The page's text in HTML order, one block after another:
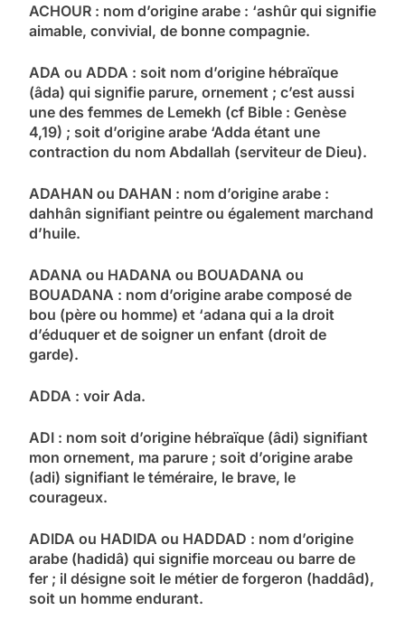
ACHOUR : nom d’origine arabe : ‘ashûr qui signifie
aimable, convivial, de bonne compagnie.
ADA ou ADDA : soit nom d’origine hébraïque
(âda) qui signifie parure, ornement ; c’est aussi
une des femmes de Lemekh (cf Bible : Genèse
4,19) ; soit d’origine arabe ‘Adda étant une
contraction du nom Abdallah (serviteur de Dieu).
ADAHAN ou DAHAN : nom d’origine arabe :
dahhân signifiant peintre ou également marchand
d’huile.
ADANA ou HADANA ou BOUADANA ou
BOUADANA : nom d’origine arabe composé de
bou (père ou homme) et ‘adana qui a la droit
d’éduquer et de soigner un enfant (droit de
garde).
ADDA : voir Ada.
ADI : nom soit d’origine hébraïque (âdi) signifiant
mon ornement, ma parure ; soit d’origine arabe
(adi) signifiant le téméraire, le brave, le
courageux.
ADIDA ou HADIDA ou HADDAD : nom d’origine
arabe (hadidâ) qui signifie morceau ou barre de
fer ; il désigne soit le métier de forgeron (haddâd),
soit un homme endurant.